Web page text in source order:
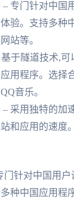
– 专门针对中国
验。支持多种
站等。
基于隧道技术,
用程序。选择
音乐。
– 采用独特的加
和应用的速度
门针对中国用
种中国应用程